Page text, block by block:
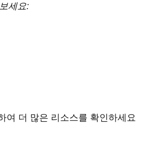
세요:
여 더 많은 리소스를 확인하세요